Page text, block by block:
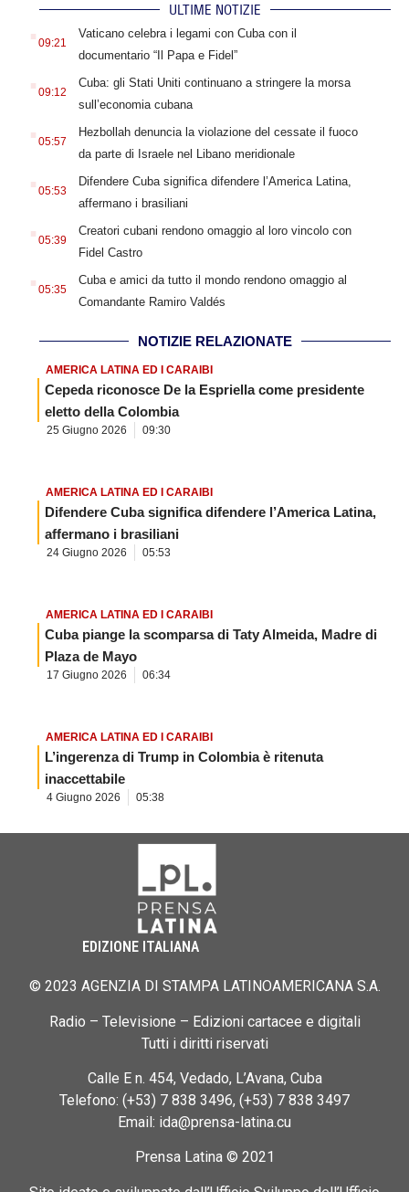
ULTIME NOTIZIE
. 09:21
Vaticano celebra i legami con Cuba con il
documentario “Il Papa e Fidel”
. 09:12
Cuba: gli Stati Uniti continuano a stringere la morsa
sull’economia cubana
. 05:57
Hezbollah denuncia la violazione del cessate il fuoco
da parte di Israele nel Libano meridionale
. 05:53
Difendere Cuba significa difendere l’America Latina,
affermano i brasiliani
. 05:39
Creatori cubani rendono omaggio al loro vincolo con
Fidel Castro
. 05:35
Cuba e amici da tutto il mondo rendono omaggio al
Comandante Ramiro Valdés
NOTIZIE RELAZIONATE
AMERICA LATINA ED I CARAIBI
Cepeda riconosce De la Espriella come presidente
eletto della Colombia
25 Giugno 2026 09:30
AMERICA LATINA ED I CARAIBI
Difendere Cuba significa difendere l’America Latina,
affermano i brasiliani
24 Giugno 2026 05:53
AMERICA LATINA ED I CARAIBI
Cuba piange la scomparsa di Taty Almeida, Madre di
Plaza de Mayo
17 Giugno 2026 06:34
AMERICA LATINA ED I CARAIBI
L’ingerenza di Trump in Colombia è ritenuta
inaccettabile
4 Giugno 2026 05:38
EDIZIONE ITALIANA
© 2023 AGENZIA DI STAMPA LATINOAMERICANA S.A.
Radio – Televisione – Edizioni cartacee e digitali
Tutti i diritti riservati
Calle E n. 454, Vedado, L’Avana, Cuba
Telefono: (+53) 7 838 3496, (+53) 7 838 3497
Email: ida@prensa-latina.cu
Prensa Latina © 2021